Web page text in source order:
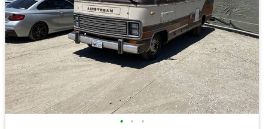
• • •